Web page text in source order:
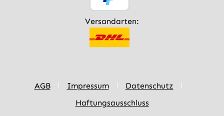
Versandarten:
AGB Impressum
Datenschutz
Haftungsausschluss